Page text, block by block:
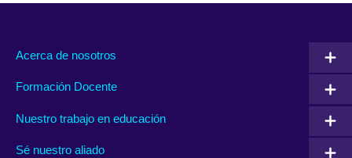
Acerca de nosotros
Formación Docente
Nuestro trabajo en educación
Sé nuestro aliado